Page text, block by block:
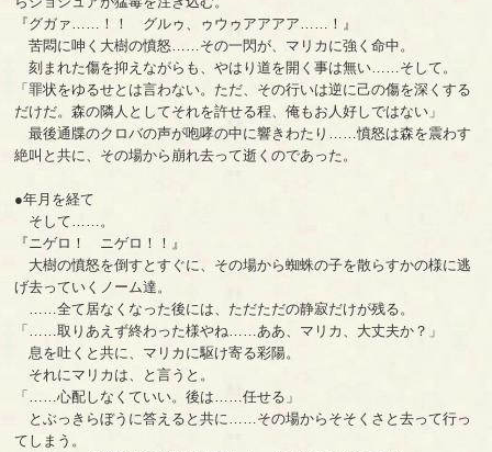
『グガァ……！！ グルゥ、ゥウゥアアアア……！』
苦悶に呻く大樹の憤怒……その一閃が、マリカに強く命中。
刻まれた傷を抑えながらも、やはり道を開く事は無い……そして。
「罪状をゆるせとは言わない。ただ、その行いは逆に己の傷を深くする
だけだ。森の隣人としてそれを許せる程、俺もお人好しではない」
最後通牒のクロバの声が咆哮の中に響きわたり……憤怒は森を震わす
絶叫と共に、その場から崩れ去って逝くのであった。
●年月を経て
そして……。
『ニゲロ！ ニゲロ！！』
大樹の憤怒を倒すとすぐに、その場から蜘蛛の子を散らすかの様に逃
げ去っていくノーム達。
……全て居なくなった後には、ただただの静寂だけが残る。
「……取りあえず終わった様やね……ああ、マリカ、大丈夫か？」
息を吐くと共に、マリカに駆け寄る彩陽。
それにマリカは、と言うと。
「……心配しなくていい。後は……任せる」
とぶっきらぼうに答えると共に……その場からそそくさと去って行っ
てしまう。